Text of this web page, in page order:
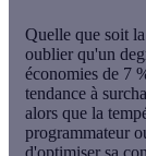
Quelle que soit
oublier qu'un
économies de 7
tendance à
alors que la
programmateur
d'optimiser sa